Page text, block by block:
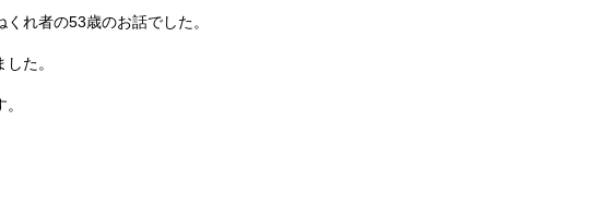
れ者の53歳のお話でした。
た。